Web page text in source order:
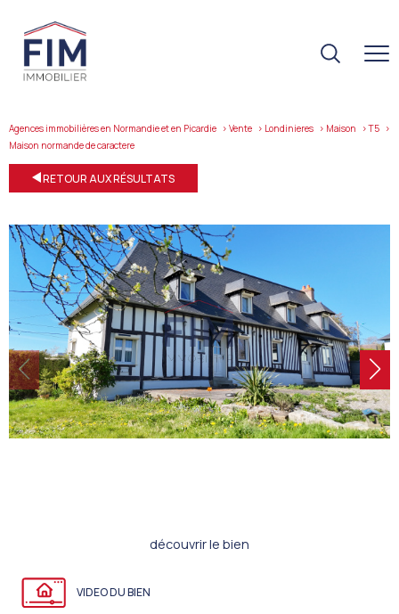
Agences immobilières en Normandie et en Picardie Vente Londinieres Maison
T5
maison normande de caractere
RETOUR AUX RÉSULTATS
découvrir le bien
VIDEO DU BIEN